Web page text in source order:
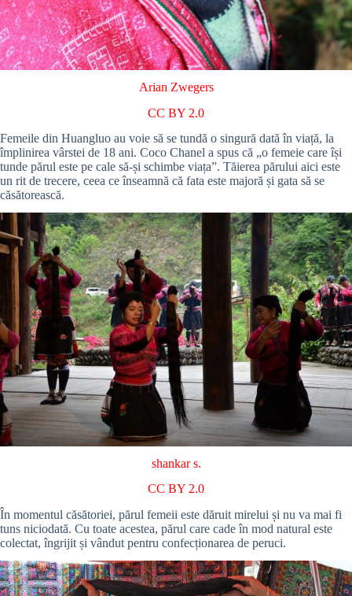
Arian Zwegers
CC BY 2.0
Femeile din Huangluo au voie să se tundă o singură dată în viață, la
împlinirea vârstei de 18 ani. Coco Chanel a spus că „o femeie care își
tunde părul este pe cale să-și schimbe viața”. Tăierea părului aici este
un rit de trecere, ceea ce înseamnă că fata este majoră și gata să se
căsătorească.
shankar s.
CC BY 2.0
În momentul căsătoriei, părul femeii este dăruit mirelui și nu va mai fi
tuns niciodată. Cu toate acestea, părul care cade în mod natural este
colectat, îngrijit și vândut pentru confecționarea de peruci.